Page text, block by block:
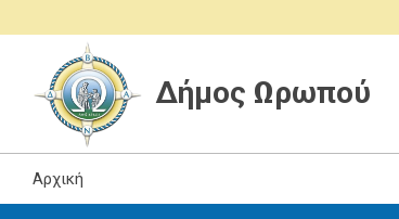
Δήμος Ωρωπού
Αρχική